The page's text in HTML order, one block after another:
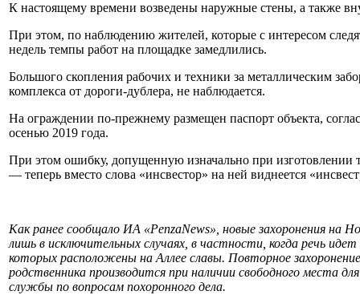
К настоящему времени возведены наружные стены, а также
При этом, по наблюдению жителей, которые с интересом
недель темпы работ на площадке замедлились.
Большого скопления рабочих и техники за металлическим
комплекса от дороги-дублера, не наблюдается.
На ограждении по-прежнему размещен паспорт объекта,
осенью 2019 года.
При этом ошибку, допущенную изначально при изготовлении
— теперь вместо слова «инсвестор» на ней виднеется
Как ранее сообщало ИА «PenzaNews», новые захоронения на
лишь в исключительных случаях, в частности, когда речь
которых расположены на Аллее славы. Повторное захоронение
родственника производится при наличии свободного места
службы по вопросам похоронного дела.